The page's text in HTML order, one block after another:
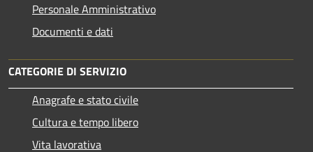
Personale Amministrativo
Documenti e dati
CATEGORIE DI SERVIZIO
Anagrafe e stato civile
Cultura e tempo libero
Vita lavorativa